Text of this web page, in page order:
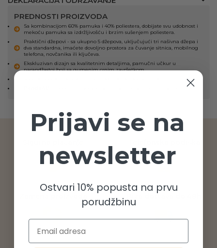
PREDNOSTI PROIZVODA
Sa kombinacijom 60% pamuka i 40% poliestera, dobijate svu udobnost i
mekoću pamuka sa izdržljivošću i brzim sušenjem poliestera.
Praktični džepovi - sa ukupno 5 džepova, uključujući tri našivna džepa i
dva standardna, imaćete dovoljno prostora za čuvanje sitnica, mobilnog
telefona, novčanika ili ključeva.
Ekskluzivan dizajn sa kvalitetnim detaljima, pamučni učkur u
narandžastoj boji sa gumenim crnim završetkom.
Brza dostava do 48h
Prijavi se na
newsletter
Ostvari 10% popusta na prvu
porudžbinu
Email